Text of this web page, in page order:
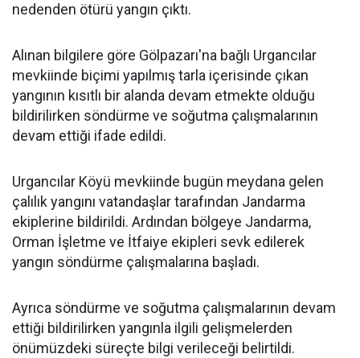
nedenden ötürü yangın çıktı.
Alınan bilgilere göre Gölpazarı'na bağlı Urgancılar
mevkiinde biçimi yapılmış tarla içerisinde çıkan
yangının kısıtlı bir alanda devam etmekte olduğu
bildirilirken söndürme ve soğutma çalışmalarının
devam ettiği ifade edildi.
Urgancılar Köyü mevkiinde bugün meydana gelen
çalılık yangını vatandaşlar tarafından Jandarma
ekiplerine bildirildi. Ardından bölgeye Jandarma,
Orman İşletme ve İtfaiye ekipleri sevk edilerek
yangın söndürme çalışmalarına başladı.
Ayrıca söndürme ve soğutma çalışmalarının devam
ettiği bildirilirken yangınla ilgili gelişmelerden
önümüzdeki süreçte bilgi verileceği belirtildi.